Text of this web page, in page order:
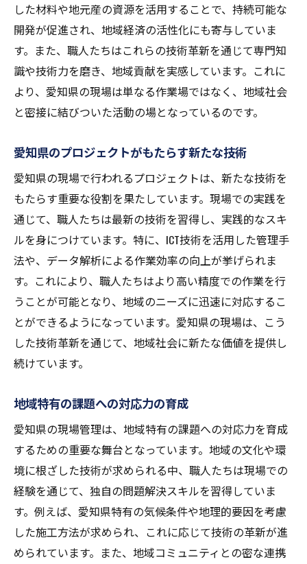
した材料や地元産の資源を活用することで、持続可能な
開発が促進され、地域経済の活性化にも寄与していま
す。また、職人たちはこれらの技術革新を通じて専門知
識や技術力を磨き、地域貢献を実感しています。これに
より、愛知県の現場は単なる作業場ではなく、地域社会
と密接に結びついた活動の場となっているのです。
愛知県のプロジェクトがもたらす新たな技術
愛知県の現場で行われるプロジェクトは、新たな技術を
もたらす重要な役割を果たしています。現場での実践を
通じて、職人たちは最新の技術を習得し、実践的なスキ
ルを身につけています。特に、ICT技術を活用した管理手
法や、データ解析による作業効率の向上が挙げられま
す。これにより、職人たちはより高い精度での作業を行
うことが可能となり、地域のニーズに迅速に対応するこ
とができるようになっています。愛知県の現場は、こう
した技術革新を通じて、地域社会に新たな価値を提供し
続けています。
地域特有の課題への対応力の育成
愛知県の現場管理は、地域特有の課題への対応力を育成
するための重要な舞台となっています。地域の文化や環
境に根ざした技術が求められる中、職人たちは現場での
経験を通じて、独自の問題解決スキルを習得していま
す。例えば、愛知県特有の気候条件や地理的要因を考慮
した施工方法が求められ、これに応じて技術の革新が進
められています。また、地域コミュニティとの密な連携